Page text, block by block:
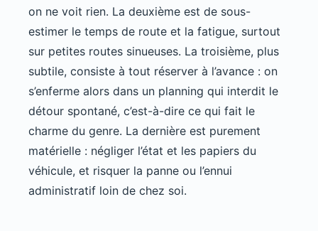
on ne voit rien. La deuxième est de sous-
estimer le temps de route et la fatigue, surtout
sur petites routes sinueuses. La troisième, plus
subtile, consiste à tout réserver à l’avance : on
s’enferme alors dans un planning qui interdit le
détour spontané, c’est-à-dire ce qui fait le
charme du genre. La dernière est purement
matérielle : négliger l’état et les papiers du
véhicule, et risquer la panne ou l’ennui
administratif loin de chez soi.